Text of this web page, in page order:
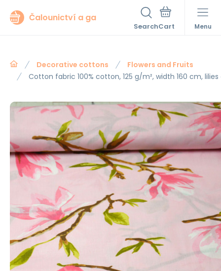
Čalounictví a ga
Search Menu
Decorative cottons
Flowers and Fruits
Cotton fabric 100% cotton, 125 g/m², width 160 cm, lilies